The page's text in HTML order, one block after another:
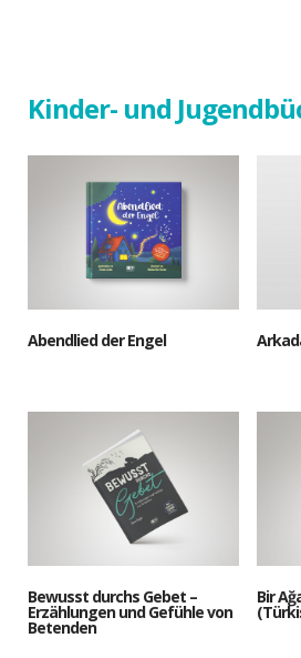
Kinder- und
Abendlied der Engel
Bewusst durchs Gebet –
Erzählungen und Gefühle von
Betenden
Bir